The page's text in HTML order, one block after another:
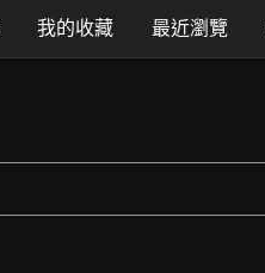
我的收藏 最近瀏覽